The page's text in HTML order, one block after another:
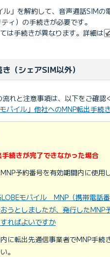
ル」を解約して、音声通話SIM
ィ）の手続きが必要です。
は手続きが異なります。詳細は
（シェアSIM以外）
れと注意事項は、以下をご確認
モバイル」他社へのMNP転出手続き
手続きが完了できなかった場合
予約番号を有効期間内に使用
モバイル MNP（携帯電話
うとしましたが、発行したMNP
ればよいですか
に転出先通信事業者でMNP手
。